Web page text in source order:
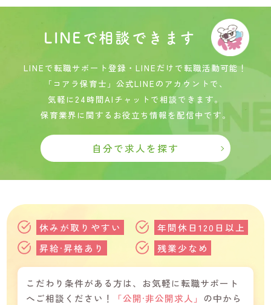
LINEで相談できます
LINEで転職サボート登録・LINEだけで転職活動可能！
「コアラ保育士」公式LINEのアカウントで、
気軽に24時間AIチャットで相談できます。
保育業界に関するお役立ち情報を配信中です。
自分で求人を探す
休みが取りやすい
年間休日120日以上
昇給·昇格あり
残業少なめ
こだわり条件がある方は、お気軽に転職サポート
へご相談ください！
「公開·非公開求人」
の中から